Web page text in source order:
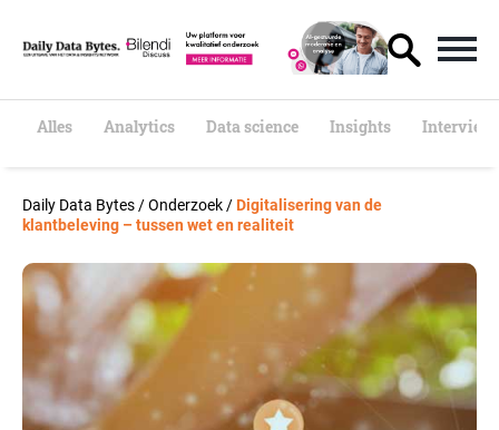
t
Alles Analytics Data science Insights
Daily Data Bytes /Onderzoek /Digitalisering van de
klantbeleving – tussen wet en realiteit